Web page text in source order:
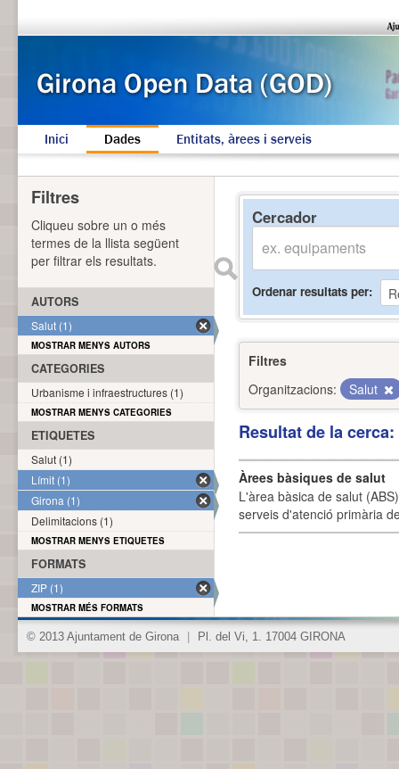
Inici Dades Entitats, àrees i serveis
Cercador
Ordenar resultats per
Filtres
Organitzacions:
Salut
Resultat de la
Àrees bàsiques de salut
L'àrea bàsica de salut
serveis d'atenció primària
Filtres
Cliqueu sobre un o més
termes de la llista següent
per filtrar els resultats.
AUTORS
Salut (1)
MOSTRAR MENYS AUTORS
CATEGORIES
Urbanisme i infraestructures (1)
MOSTRAR MENYS CATEGORIES
ETIQUETES
Salut (1)
Límit (1)
Girona (1)
Delimitacions (1)
MOSTRAR MENYS ETIQUETES
FORMATS
ZIP (1)
MOSTRAR MÉS FORMATS
© 2013 Ajuntament de Girona Pl. del Vi, 1. 17004 GIRONA